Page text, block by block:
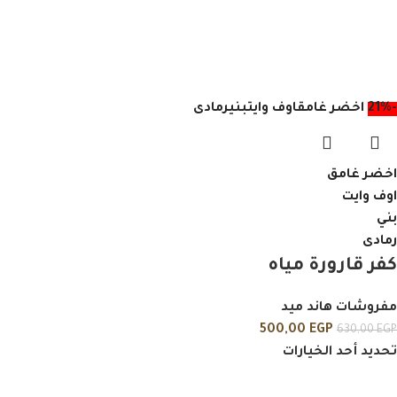
-21% اخضر غامقاوف وايتبنيرمادى
اخضر غامق
اوف وايت
بني
رمادى
كفر قارورة مياه
مفروشات هاند ميد
630,00EGP
500,00 EGP
تحديد أحد الخيارات